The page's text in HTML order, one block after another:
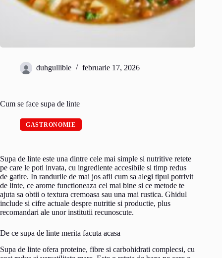
duhgullible februarie 17, 2026
Cum se face supa de linte
GASTRONOMIE
Supa de linte este una dintre cele mai simple si nutritive retete
pe care le poti invata, cu ingrediente accesibile si timp redus
de gatire. In randurile de mai jos afli cum sa alegi tipul potrivit
de linte, ce arome functioneaza cel mai bine si ce metode te
ajuta sa obtii o textura cremoasa sau una mai rustica. Ghidul
include si cifre actuale despre nutritie si productie, plus
recomandari ale unor institutii recunoscute.
De ce supa de linte merita facuta acasa
Supa de linte ofera proteine, fibre si carbohidrati complecsi, cu